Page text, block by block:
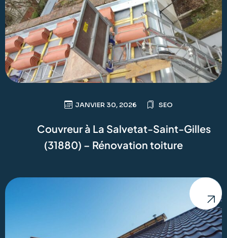
JANVIER 30, 2026 SEO
Couvreur à La Salvetat-Saint-Gilles
(31880) – Rénovation toiture